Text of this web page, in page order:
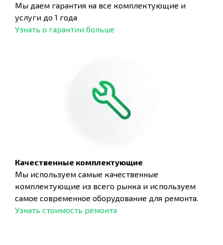
Мы даем гарантия на все комплектующие и
услуги до 1 года
Узнать о гарантии больше
Качественные комплектующие
Мы используем самые качественные
комплектующие из всего рынка и используем
самое современное оборудование для ремонта.
Узнать стоимость ремонта